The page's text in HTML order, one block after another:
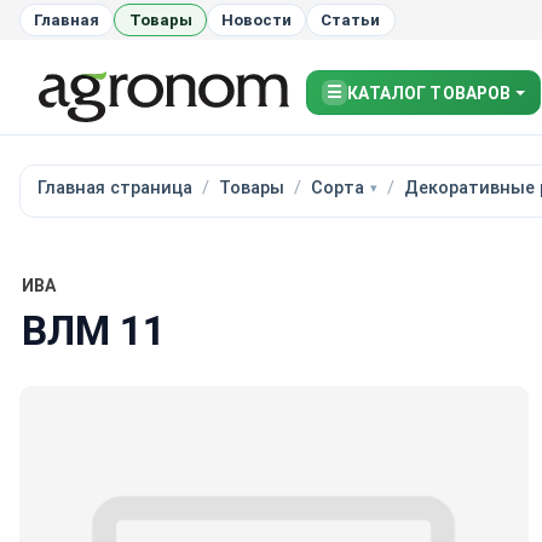
Главная Товары Новости Статьи
☰ КАТАЛОГ ТОВАРОВ
Главная страница Товары Сорта Декоративные
ИВА
ВЛМ 11